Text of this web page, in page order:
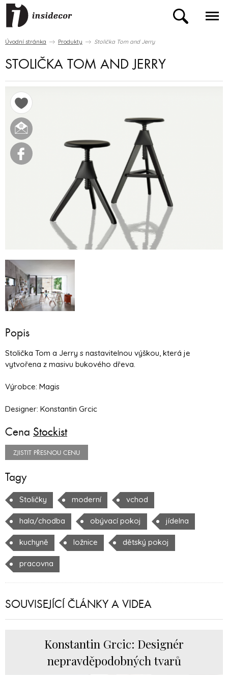
Úvodní stránka Produkty Stolička Tom and Jerry
STOLIČKA TOM AND JERRY
Popis
Stolička Tom a Jerry s nastavitelnou výškou, která je
vytvořena z masivu bukového dřeva.
Výrobce: Magis
Designer: Konstantin Grcic
Cena Stockist
ZJISTIT PŘESNOU CENU
Tagy
Stoličky moderní vchod
hala/chodba obývací pokoj jídelna
kuchyně ložnice dětský pokoj
pracovna
SOUVISEJÍCÍ ČLÁNKY A VIDEA
Konstantin Grcic: Designér
nepravděpodobných tvarů